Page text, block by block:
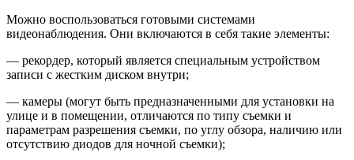
Можно воспользоваться готовыми системами
видеонаблюдения. Они включаются в себя такие элементы:
— рекордер, который является специальным устройством
записи с жестким диском внутри;
— камеры (могут быть предназначенными для установки на
улице и в помещении, отличаются по типу съемки и
параметрам разрешения съемки, по углу обзора, наличию или
отсутствию диодов для ночной съемки);